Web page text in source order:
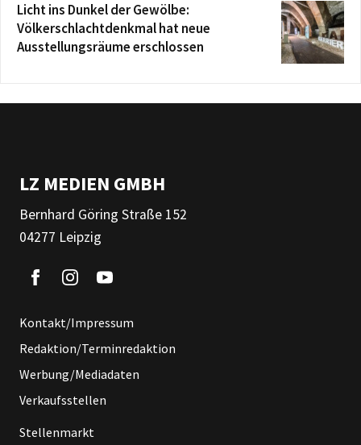
Licht ins Dunkel der Gewölbe:
Völkerschlachtdenkmal hat neue
Ausstellungsräume erschlossen
LZ MEDIEN GMBH
Bernhard Göring Straße 152
04277 Leipzig
Kontakt/Impressum
Redaktion/Terminredaktion
Werbung/Mediadaten
Verkaufsstellen
Stellenmarkt